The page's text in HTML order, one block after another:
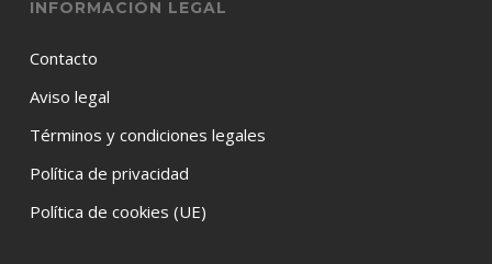
INFORMACIÓN LEGAL
Contacto
Aviso legal
Términos y condiciones legales
Política de privacidad
Política de cookies (UE)